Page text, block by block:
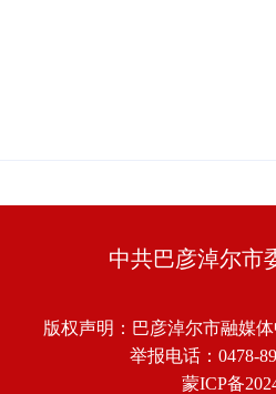
中共巴彦淖尔市
版权声明：巴彦淖尔市融媒
举报电话：0478-
蒙ICP备